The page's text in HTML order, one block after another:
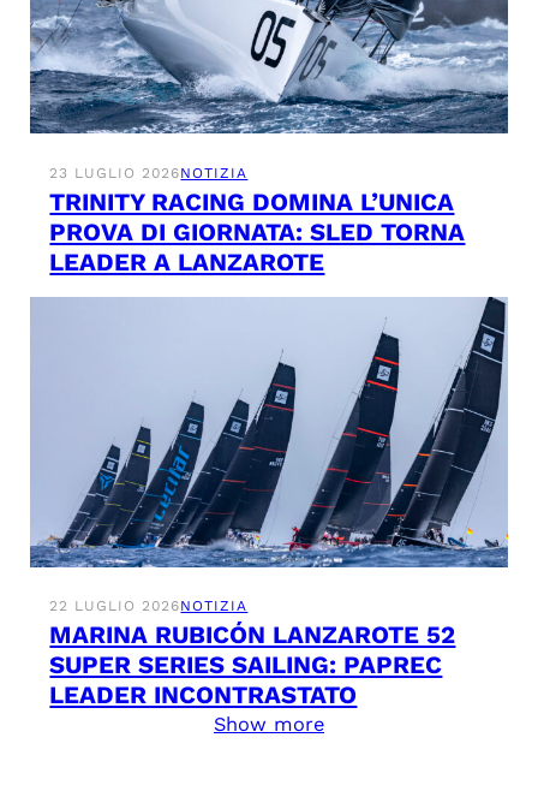
23 LUGLIO 2026NOTIZIA
TRINITY RACING DOMINA L’UNICA
PROVA DI GIORNATA: SLED TORNA
LEADER A LANZAROTE
22 LUGLIO 2026NOTIZIA
MARINA RUBICÓN LANZAROTE 52
SUPER SERIES SAILING: PAPREC
LEADER INCONTRASTATO
Show more